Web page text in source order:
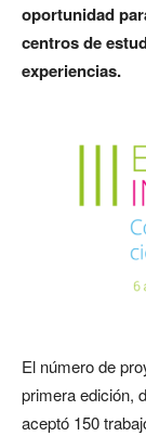
oportunidad
centros de
experiencias.
El número de
primera edición,
aceptó 150